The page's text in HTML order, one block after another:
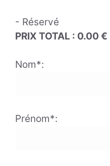
- Réservé
PRIX TOTAL : 0.00 €
Nom*:
Prénom*: